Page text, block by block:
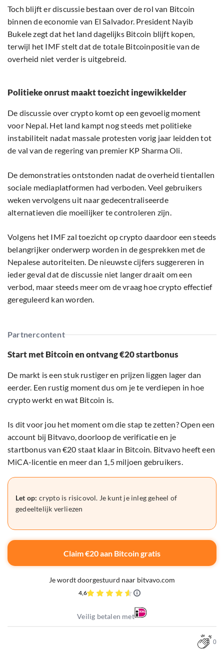
Toch blijft er discussie bestaan over de rol van Bitcoin
binnen de economie van El Salvador. President Nayib
Bukele zegt dat het land dagelijks Bitcoin blijft kopen,
terwijl het IMF stelt dat de totale Bitcoinpositie van de
overheid niet verder is uitgebreid.
Politieke onrust maakt toezicht ingewikkelder
De discussie over crypto komt op een gevoelig moment
voor Nepal. Het land kampt nog steeds met politieke
instabiliteit nadat massale protesten vorig jaar leidden tot
de val van de regering van premier KP Sharma Oli.
De demonstraties ontstonden nadat de overheid tientallen
sociale mediaplatformen had verboden. Veel gebruikers
weken vervolgens uit naar gedecentraliseerde
alternatieven die moeilijker te controleren zijn.
Volgens het IMF zal toezicht op crypto daardoor een steeds
belangrijker onderwerp worden in de gesprekken met de
Nepalese autoriteiten. De nieuwste cijfers suggereren in
ieder geval dat de discussie niet langer draait om een
verbod, maar steeds meer om de vraag hoe crypto effectief
gereguleerd kan worden.
Partnercontent
Start met Bitcoin en ontvang €20 startbonus
De markt is een stuk rustiger en prijzen liggen lager dan
eerder. Een rustig moment dus om je te verdiepen in hoe
crypto werkt en wat Bitcoin is.
Is dit voor jou het moment om die stap te zetten? Open een
account bij Bitvavo, doorloop de verificatie en je
startbonus van €20 staat klaar in Bitcoin. Bitvavo heeft een
MiCA-licentie en meer dan 1,5 miljoen gebruikers.
Let op: crypto is risicovol. Je kunt je inleg geheel of
gedeeltelijk verliezen
Claim €20 aan Bitcoin gratis
Je wordt doorgestuurd naar bitvavo.com
4,6
Veilig betalen met
0